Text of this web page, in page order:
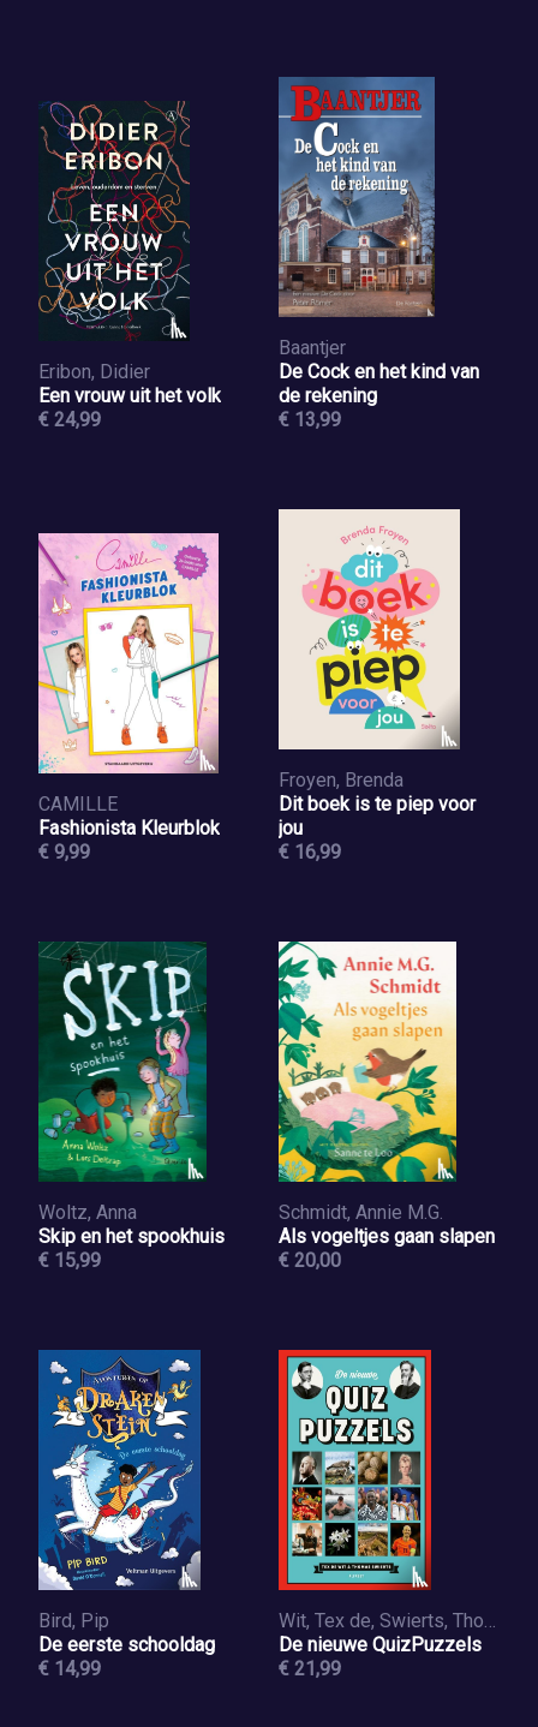
Eribon, Didier
Een vrouw uit het volk
€ 24,99
Baantjer
De Cock en het kind van
de rekening
€ 13,99
CAMILLE
Fashionista Kleurblok
€ 9,99
Froyen, Brenda
Dit boek is te piep voor
jou
€ 16,99
Woltz, Anna
Skip en het spookhuis
€ 15,99
Schmidt, Annie M.G.
Als vogeltjes gaan slapen
€ 20,00
Bird, Pip
De eerste schooldag
€ 14,99
Wit, Tex de, Swierts, Thomas
De nieuwe QuizPuzzels
€ 21,99